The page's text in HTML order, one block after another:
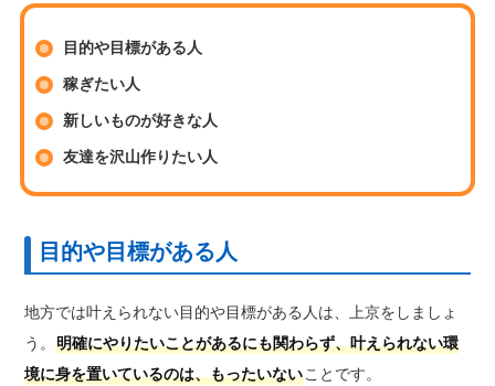
目的や目標がある人
稼ぎたい人
新しいものが好きな人
友達を沢山作りたい人
目的や目標がある人
地方では叶えられない目的や目標がある人は、上京をしましょ
う。明確にやりたいことがあるにも関わらず、叶えられない環
境に身を置いているのは、もったいないことです。